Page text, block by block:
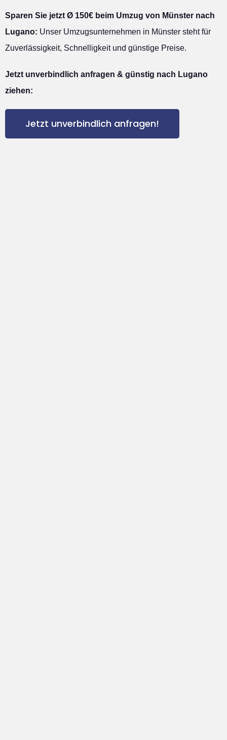
Sparen Sie jetzt Ø 150€ beim Umzug von Münster nach
Lugano: Unser Umzugsunternehmen in Münster steht für
Zuverlässigkeit, Schnelligkeit und günstige Preise.
Jetzt unverbindlich anfragen & günstig nach Lugano
ziehen:
Jetzt unverbindlich anfragen!